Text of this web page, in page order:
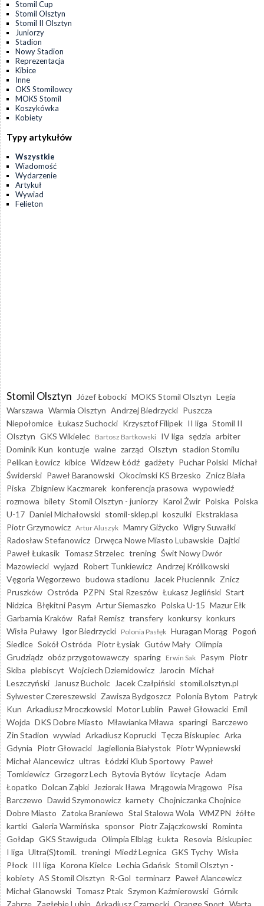
Stomil Cup
Stomil Olsztyn
Stomil II Olsztyn
Juniorzy
Stadion
Nowy Stadion
Reprezentacja
Kibice
Inne
OKS Stomilowcy
MOKS Stomil
Koszykówka
Kobiety
Typy artykułów
Wszystkie
Wiadomość
Wydarzenie
Artykuł
Wywiad
Felieton
Stomil Olsztyn Józef Łobocki MOKS Stomil Olsztyn Legia
Warszawa Warmia Olsztyn Andrzej Biedrzycki Puszcza
Niepołomice Łukasz Suchocki Krzysztof Filipek II liga Stomil II
Olsztyn GKS Wikielec Bartosz Bartkowski IV liga sędzia arbiter
Dominik Kun kontuzje walne zarząd Olsztyn stadion Stomilu
Pelikan Łowicz kibice Widzew Łódź gadżety Puchar Polski Michał
Świderski Paweł Baranowski Okocimski KS Brzesko Znicz Biała
Piska Zbigniew Kaczmarek konferencja prasowa wypowiedź
rozmowa bilety Stomil Olsztyn - juniorzy Karol Żwir Polska Polska
U-17 Daniel Michałowski stomil-sklep.pl koszulki Ekstraklasa
Piotr Grzymowicz Artur Aluszyk Mamry Giżycko Wigry Suwałki
Radosław Stefanowicz Drwęca Nowe Miasto Lubawskie Dajtki
Paweł Łukasik Tomasz Strzelec trening Świt Nowy Dwór
Mazowiecki wyjazd Robert Tunkiewicz Andrzej Królikowski
Vęgoria Węgorzewo budowa stadionu Jacek Płuciennik Znicz
Pruszków Ostróda PZPN Stal Rzeszów Łukasz Jegliński Start
Nidzica Błękitni Pasym Artur Siemaszko Polska U-15 Mazur Ełk
Garbarnia Kraków Rafał Remisz transfery konkursy konkurs
Wisła Puławy Igor Biedrzycki Polonia Pasłęk Huragan Morąg Pogoń
Siedlce Sokół Ostróda Piotr Łysiak Gutów Mały Olimpia
Grudziądz obóz przygotowawczy sparing Erwin Sak Pasym Piotr
Skiba plebiscyt Wojciech Dziemidowicz Jarocin Michał
Leszczyński
Janusz Bucholc Jacek Czałpiński stomil.olsztyn.pl
Sylwester Czereszewski Zawisza Bydgoszcz Polonia Bytom Patryk
Kun Arkadiusz Mroczkowski Motor Lublin Paweł Głowacki Emil
Wojda DKS Dobre Miasto Mławianka Mława sparingi Barczewo
Zin Stadion wywiad Arkadiusz Koprucki Tęcza Biskupiec Arka
Gdynia Piotr Głowacki Jagiellonia Białystok Piotr Wypniewski
Michał Alancewicz ultras Łódzki Klub Sportowy Paweł
Tomkiewicz Grzegorz Lech Bytovia Bytów licytacje Adam
Łopatko Dolcan Ząbki Jeziorak Iława Mrągowia Mrągowo Pisa
Barczewo Dawid Szymonowicz karnety Chojniczanka Chojnice
Dobre Miasto Zatoka Braniewo Stal Stalowa Wola WMZPN żółte
kartki Galeria Warmińska sponsor Piotr Zajączkowski Rominta
Gołdap GKS Stawiguda Olimpia Elbląg Łukta Resovia Biskupiec
I liga Ultra(S)tomiL treningi Miedź Legnica GKS Tychy Wisła
Płock III liga Korona Kielce Lechia Gdańsk Stomil Olsztyn -
kobiety AS Stomil Olsztyn R-Gol terminarz Paweł Alancewicz
Michał Glanowski Tomasz Ptak Szymon Kaźmierowski Górnik
Zabrze Zagłębie Lubin Arkadiusz Czarnecki Orange Sport Warta